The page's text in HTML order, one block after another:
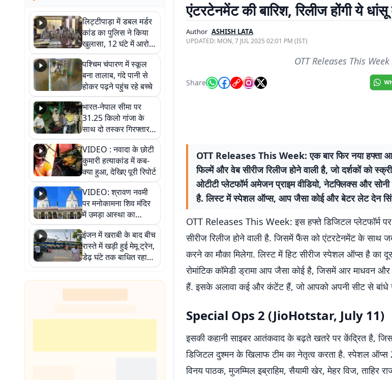
लिट्टीपाड़ा में डबल मर्डर
कांड का पुलिस ने किया
खुलासा, 12 घंटे में आरोपी
गिरफ्तार
पश्चिम चंपारण में स्कूल
बना तालाब, गंदे पानी से
होकर पढ़ने पहुंच रहे बच्चे
भारत-नेपाल सीमा पर
31.25 किलो गांजा के
साथ दो तस्कर गिरफ्तार,
नेपाली नंबर की बाइक
जब्त
VIDEO : नवादा के छोटी
कुमारी हत्याकांड में कब-
क्या हुआ, देखिए पूरी रिपोर्ट
VIDEO: श्रावण नवमी
पर मनोकामना शिव मंदिर
में उमड़ा आस्था का
सैलाब, हर-हर महादेव के
जयघोष से गूंजा परिसर
इंजन में खराबी के बाद बीच
रास्ते में खड़ी हुई मेमू ट्रेन,
डेढ़ घंटे तक बाधित रहा
आवागमन
एंटरटेनमेंट की बारिश, रिलीज होंगी ये
Author ASHISH LATA
UPDATED: MON, 7 JUL 2025 02:01 PM (IST)
OTT Releases This Week
Share
OTT Releases This Week: एक बार फिर नया हफ्ता
फिल्में और वेब सीरीज रिलीज होने वाली है, जो दर्शकों को
ओटीटी प्लेटफॉर्म अमेजन प्राइम वीडियो, नेटफ्लिक्स और
है. लिस्ट में स्पेशल ऑप्स, आप जैसा कोई और बेटर लेट देन
OTT Releases This Week: इस हफ्ते डिजिटल प्लेटफॉर्म
सीरीज रिलीज होने वाली है. जिसमें फैंस को एंटरटेनमेंट के साथ
करने का मौका मिलेगा. लिस्ट में हिट सीरीज स्पेशल ऑप्स है का
रोमांटिक कॉमेडी ड्रामा आप जैसा कोई है, जिसमें आर माधवन
हैं. इसके अलावा कई और कंटेंट हैं, जो आपको अपनी सीट से बांधे
Special Ops 2 (JioHotstar, July 11)
इसकी कहानी साइबर आतंकवाद के बढ़ते खतरे पर केंद्रित है,
डिजिटल दुश्मन के खिलाफ टीम का नेतृत्व करता है. स्पेशल
विनय पाठक, मुजम्मिल इब्राहिम, सैयामी खेर, मेहर विज, ताहिर